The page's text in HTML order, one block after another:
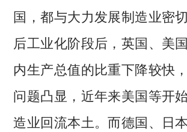
国，都与大力发展制造业密
后工业化阶段后，英国、美
内生产总值的比重下降较快
问题凸显，近年来美国等开
造业回流本土。而德国、日